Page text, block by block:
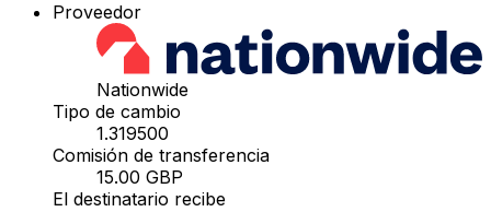
Proveedor
Nationwide
Tipo de cambio
1.319500
Comisión de transferencia
15.00 GBP
El destinatario recibe